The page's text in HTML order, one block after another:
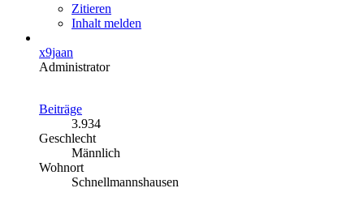
Zitieren
Inhalt melden
x9jaan
Administrator
Beiträge
3.934
Geschlecht
Männlich
Wohnort
Schnellmannshausen